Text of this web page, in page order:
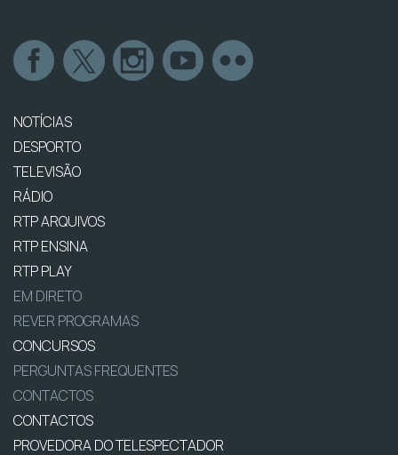
NOTÍCIAS
DESPORTO
TELEVISÃO
RÁDIO
RTP ARQUIVOS
RTP ENSINA
RTP PLAY
EM DIRETO
REVER PROGRAMAS
CONCURSOS
PERGUNTAS FREQUENTES
CONTACTOS
CONTACTOS
PROVEDORA DO TELESPECTADOR